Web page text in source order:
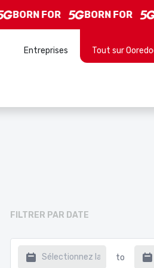
BORN FOR BORN FOR
Entreprises Tout sur
FILTRER PAR DATE
to